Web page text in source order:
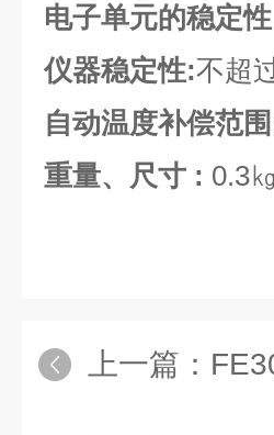
电子单元的稳定性
仪器稳定性:不超
自动温度补偿范
重量、尺寸 : 0.3
上一篇：